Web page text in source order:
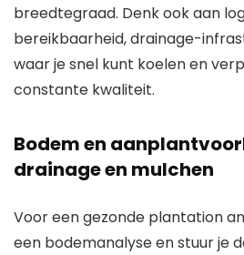
breedtegraad. Denk ook aan
bereikbaarheid, drainage-
waar je snel kunt koelen en
constante kwaliteit.
Bodem en
drainage en mulchen
Voor een gezonde plantation
een bodemanalyse en stuur je